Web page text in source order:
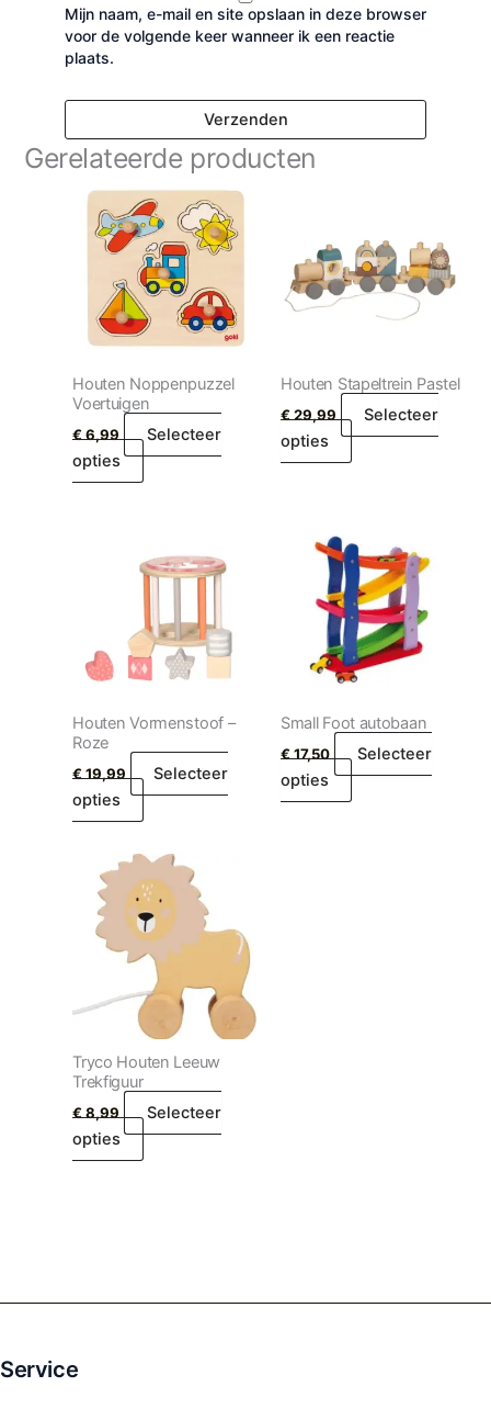
Mijn naam, e-mail en site opslaan in deze browser
voor de volgende keer wanneer ik een reactie
plaats.
Gerelateerde producten
Houten Noppenpuzzel
Voertuigen
€6,99
Selecteer
opties
Houten Stapeltrein Pastel
€29,99
Selecteer
opties
Houten Vormenstoof –
Roze
€19,99
Selecteer
opties
Small Foot autobaan
€17,50
Selecteer
opties
Tryco Houten Leeuw
Trekfiguur
€8,99
Selecteer
opties
Service